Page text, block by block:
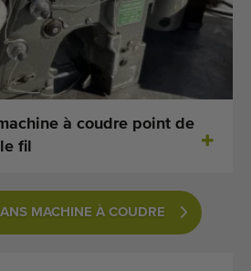
à coudre point de
fil
MACHINE À COUDRE